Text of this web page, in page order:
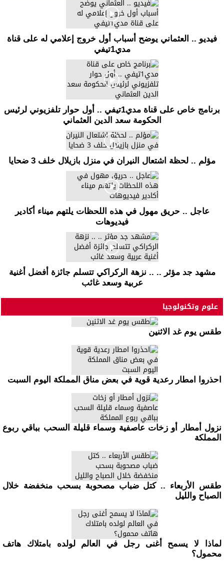
فيديو .. العثماني يوضح أسباب أول خروج إعلامي له على قناة
مدي1تيفي
برنامج خاص على قناة مدي1تيفي .. أول حوار تلفزيوني لرئيس
الحكومة سعد الدين العثماني
مؤلم .. لحظة اشتعال النيران في منزل بازيلال خلف 3 ضحايا
عاجل .. حريق مهول في هذه اللحظات يلتهم ميناء أكادير
فيديوهات
مشهد جد مؤثر .. .. نزهة الركراكي تتسلم جائزة أفضل أغنية
عربية وسعد غائب
علوم وتكنولوجيا
طقس يوم غد الاثنين
احذروا امطار رعدية قوية في بعض مناق المملكة اليوم السبت
نزول أمطار أو زخات عاصفية وسماء قليلة السحب بباقي ربوع
المملكة
طقس الأربعاء .. كتل ضباب مصحوبة بسحب منخفضة خلال
الصباح والليل
لماذا لا يسمح أغنى رجل في العالم لولده بامتلاك هاتف
محمول؟